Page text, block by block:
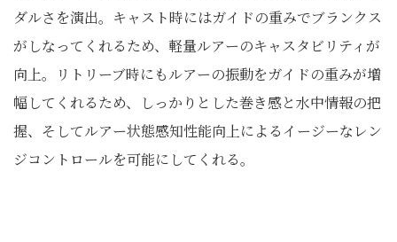
ダルさを演出。キャスト時にはガイドの重みでブランクス
がしなってくれるため、軽量ルアーのキャスタビリティが
向上。リトリーブ時にもルアーの振動をガイドの重みが増
幅してくれるため、しっかりとした巻き感と水中情報の把
握、そしてルアー状態感知性能向上によるイージーなレン
ジコントロールを可能にしてくれる。